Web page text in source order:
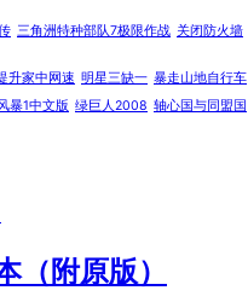
三角洲特种部队7极限作战 关闭防火墙
升家中网速 明星三缺一 暴走山地自行车
暴1中文版 绿巨人2008 轴心国与同盟国
附原版）